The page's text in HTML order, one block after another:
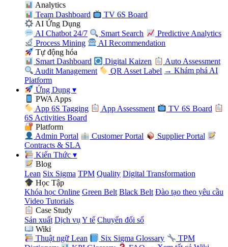
Analytics
Team Dashboard
TV 6S Board
AI Ứng Dụng
AI Chatbot 24/7
Smart Search
Predictive Analytics
Process Mining
AI Recommendation
Tự động hóa
Smart Dashboard
Digital Kaizen
Auto Assessment
Audit Management
QR Asset Label → Khám phá AI
Platform
Ứng Dụng▾
PWA Apps
App 6S Tagging
App Assessment
TV 6S Board
6S Activities Board
Platform
Admin Portal
Customer Portal
Supplier Portal
Contracts & SLA
Kiến Thức▾
Blog
Lean Six Sigma TPM Quality Digital Transformation
Học Tập
Khóa học Online Green Belt Black Belt Đào tạo theo yêu cầu
Video Tutorials
Case Study
Sản xuất Dịch vụ Y tế Chuyển đổi số
Wiki
Thuật ngữ Lean
Six Sigma Glossary
TPM